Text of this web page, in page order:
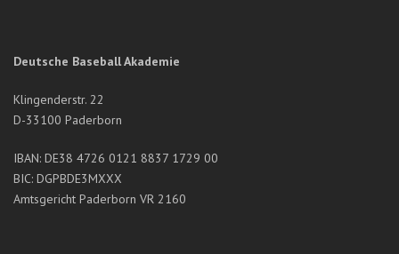
Deutsche Baseball Akademie
Klingenderstr. 22
D-33100 Paderborn
IBAN: DE38 4726 0121 8837 1729 00
BIC: DGPBDE3MXXX
Amtsgericht Paderborn VR 2160